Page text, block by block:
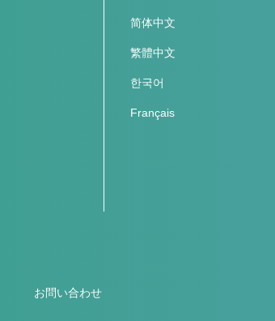
简体中文
繁體中文
한국어
Français
お問い合わせ